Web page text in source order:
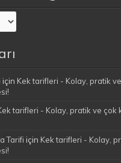
için Kek tarifleri - Kolay, pratik
tarifleri - Kolay, pratik ve çok
Tarifi için Kek tarifleri - Kolay,